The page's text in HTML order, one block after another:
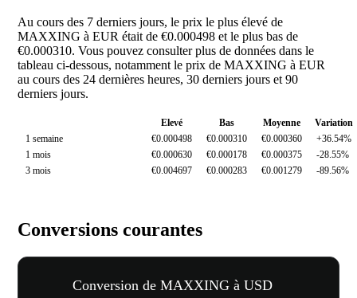
Au cours des 7 derniers jours, le prix le plus élevé de
MAXXING à EUR était de €0.000498 et le plus bas de
€0.000310. Vous pouvez consulter plus de données dans le
tableau ci-dessous, notamment le prix de MAXXING à EUR
au cours des 24 dernières heures, 30 derniers jours et 90
derniers jours.
Elevé Bas Moyenne
Variation
1 semaine
€0.000498 €0.000310 €0.000360
+36.54%
1 mois
€0.000630 €0.000178 €0.000375
-28.55%
3 mois
€0.004697 €0.000283 €0.001279 -89.56%
Conversions courantes
Conversion de MAXXING à USD